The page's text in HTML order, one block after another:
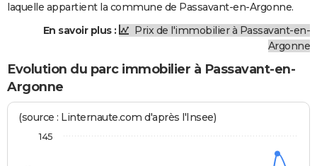
laquelle appartient la commune de Passavant-en-Argonne.
En savoir plus :
Prix de l'immobilier à Passavant-en-
Argonne
Evolution du parc immobilier à Passavant-en-
Argonne
(source : Linternaute.com d'après l'Insee)
145